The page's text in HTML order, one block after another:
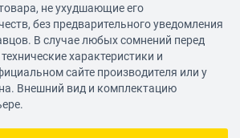
не ухудшающие его
без предварительного уведомления
В случае любых сомнений перед
характеристики и
сайте производителя или у
Внешний вид и комплектацию